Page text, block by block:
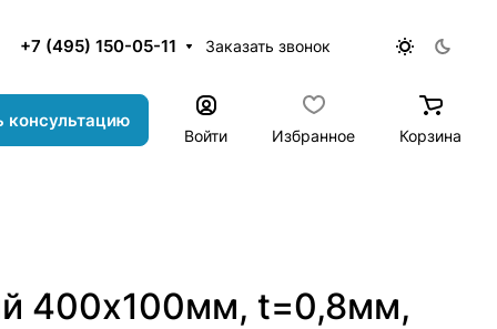
+7 (495) 150-05-11 Заказать звонок
консультацию
Войти Избранное Корзина
400x100мм, t=0,8мм,